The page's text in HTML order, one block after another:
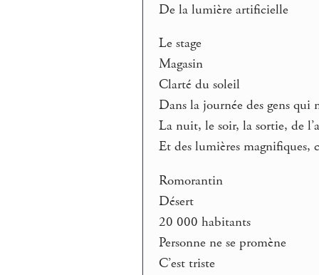
De la lumière artificielle
Le stage
Magasin
Clarté du soleil
Dans la journée des gens qui
La nuit, le soir, la sortie, de
Et des lumières magnifiques,
Romorantin
Désert
20 000 habitants
Personne ne se promène
C’est triste